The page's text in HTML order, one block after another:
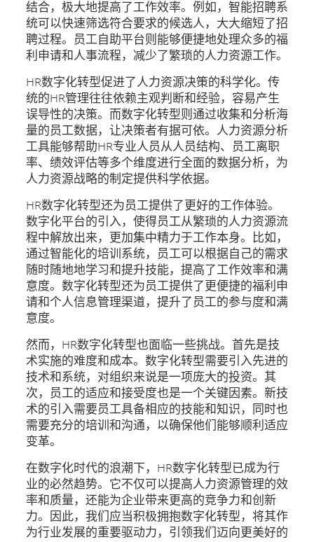
结合，极大地提高了工作效率。例如，智能招聘系
统可以快速筛选符合要求的候选人，大大缩短了招
聘过程。员工自助平台则能够便捷地处理众多的福
利申请和人事流程，减少了繁琐的人力资源工作。
HR数字化转型促进了人力资源决策的科学化。传
统的HR管理往往依赖主观判断和经验，容易产生
误导性的决策。而数字化转型则通过收集和分析海
量的员工数据，让决策者有据可依。人力资源分析
工具能够帮助HR专业人员从人员结构、员工离职
率、绩效评估等多个维度进行全面的数据分析，为
人力资源战略的制定提供科学依据。
HR数字化转型还为员工提供了更好的工作体验。
数字化平台的引入，使得员工从繁琐的人力资源流
程中解放出来，更加集中精力于工作本身。比如，
通过智能化的培训系统，员工可以根据自己的需求
随时随地地学习和提升技能，提高了工作效率和满
意度。数字化转型还为员工提供了更便捷的福利申
请和个人信息管理渠道，提升了员工的参与度和满
意度。
然而，HR数字化转型也面临一些挑战。首先是技
术实施的难度和成本。数字化转型需要引入先进的
技术和系统，对组织来说是一项庞大的投资。其
次，员工的适应和接受度也是一个关键因素。新技
术的引入需要员工具备相应的技能和知识，同时也
需要充分的培训和沟通，以确保他们能够顺利适应
变革。
在数字化时代的浪潮下，HR数字化转型已成为行
业的必然趋势。它不仅可以提高人力资源管理的效
率和质量，还能为企业带来更高的竞争力和创新
力。因此，我们应当积极拥抱数字化转型，将其作
为行业发展的重要驱动力，引领我们迈向更美好的